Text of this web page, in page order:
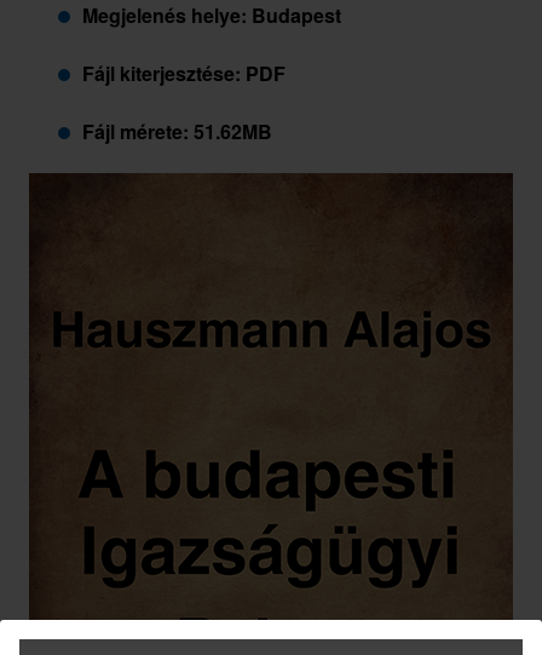
Megjelenés helye: Budapest
Fájl kiterjesztése: PDF
Fájl mérete: 51.62MB